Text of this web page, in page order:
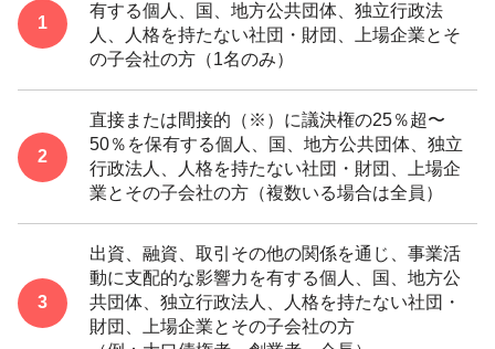
有する個人、国、地方公共団体、独立行政法
人、人格を持たない社団・財団、上場企業とそ
の子会社の方（1名のみ）
直接または間接的（※）に議決権の25％超〜
50％を保有する個人、国、地方公共団体、独立
行政法人、人格を持たない社団・財団、上場企
業とその子会社の方（複数いる場合は全員）
出資、融資、取引その他の関係を通じ、事業活
動に支配的な影響力を有する個人、国、地方公
共団体、独立行政法人、人格を持たない社団・
財団、上場企業とその子会社の方